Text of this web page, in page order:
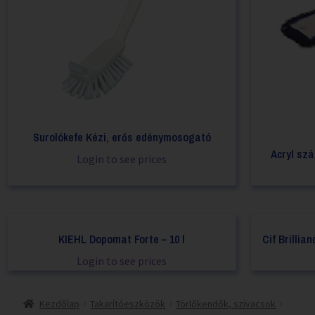
Surolókefe Kézi, erős edénymosogató
Login to see prices Acryl
KIEHL Dopomat Forte – 10 l
Login to see prices
Cif
Kezdőlap Takarítóeszközök
Törlőkendők, szivacsok